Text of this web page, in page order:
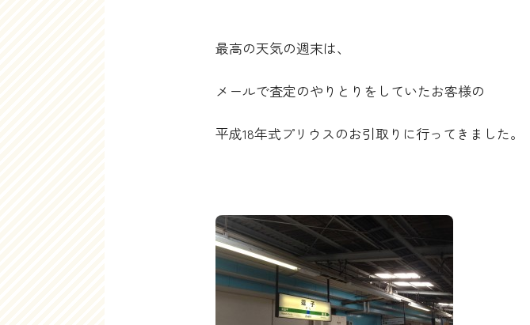
最高の天気の週末は、
メールで査定のやりとりをしていたお客様の
平成18年式プリウスのお引取りに行ってきました。